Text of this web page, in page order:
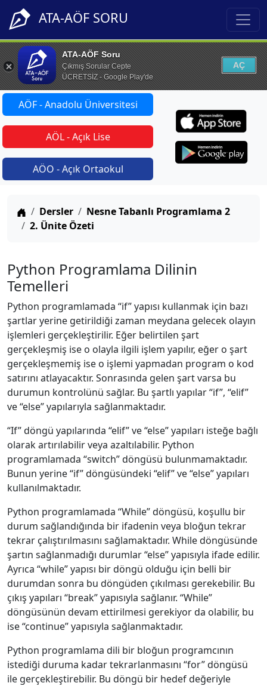
ATA-AÖF SORU
ATA-AÖF Soru
Çıkmış Sorular Cepte
ÜCRETSİZ - Google Play'de
AÇ
AÖF - Anadolu Üniversitesi
AÖL - Açık Lise
AÖO - Açık Ortaokul
Anasayfa
Dersler
Nesne Tabanlı Programlama 2
2. Ünite Özeti
Python Programlama Dilinin
Temelleri
Python programlamada “if” yapısı kullanmak için bazı
şartlar yerine getirildiği zaman meydana gelecek olayın
işlemleri gerçekleştirilir. Eğer belirtilen şart
gerçekleşmiş ise o olayla ilgili işlem yapılır, eğer o şart
gerçekleşmemiş ise o işlemi yapmadan program o kod
satırını atlayacaktır. Sonrasında gelen şart varsa bu
durumun kontrolünü sağlar. Bu şartlı yapılar “if”, “elif”
ve “else” yapılarıyla sağlanmaktadır.
“If” döngü yapılarında “elif” ve “else” yapıları isteğe bağlı
olarak artırılabilir veya azaltılabilir. Python
programlamada “switch” döngüsü bulunmamaktadır.
Bunun yerine “if” döngüsündeki “elif” ve “else” yapıları
kullanılmaktadır.
Python programlamada “While” döngüsü, koşullu bir
durum sağlandığında bir ifadenin veya bloğun tekrar
tekrar çalıştırılmasını sağlamaktadır. While döngüsünde
şartın sağlanmadığı durumlar “else” yapısıyla ifade edilir.
Ayrıca “while” yapısı bir döngü olduğu için belli bir
durumdan sonra bu döngüden çıkılması gerekebilir. Bu
çıkış yapıları “break” yapısıyla sağlanır. “While”
döngüsünün devam ettirilmesi gerekiyor da olabilir, bu
ise “continue” yapısıyla sağlanmaktadır.
Python programlama dili bir bloğun programcının
istediği duruma kadar tekrarlanmasını “for” döngüsü
ile gerçekleştirebilir. Bu döngü bir hedef değeriyle